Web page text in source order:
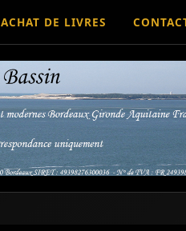
ACHAT DE LIVRES